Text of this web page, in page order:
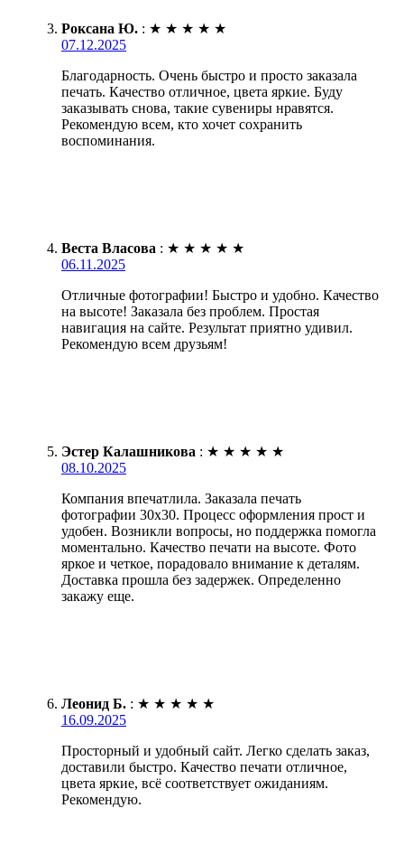
Роксана Ю. : ★ ★ ★ ★ ★
07.12.2025
Благодарность. Очень быстро и просто заказала
печать. Качество отличное, цвета яркие. Буду
заказывать снова, такие сувениры нравятся.
Рекомендую всем, кто хочет сохранить
воспоминания.
Веста Власова : ★ ★ ★ ★ ★
06.11.2025
Отличные фотографии! Быстро и удобно. Качество
на высоте! Заказала без проблем. Простая
навигация на сайте. Результат приятно удивил.
Рекомендую всем друзьям!
Эстер Калашникова : ★ ★ ★ ★ ★
08.10.2025
Компания впечатлила. Заказала печать
фотографии 30х30. Процесс оформления прост и
удобен. Возникли вопросы, но поддержка помогла
моментально. Качество печати на высоте. Фото
яркое и четкое, порадовало внимание к деталям.
Доставка прошла без задержек. Определенно
закажу еще.
Леонид Б. : ★ ★ ★ ★ ★
16.09.2025
Просторный и удобный сайт. Легко сделать заказ,
доставили быстро. Качество печати отличное,
цвета яркие, всё соответствует ожиданиям.
Рекомендую.